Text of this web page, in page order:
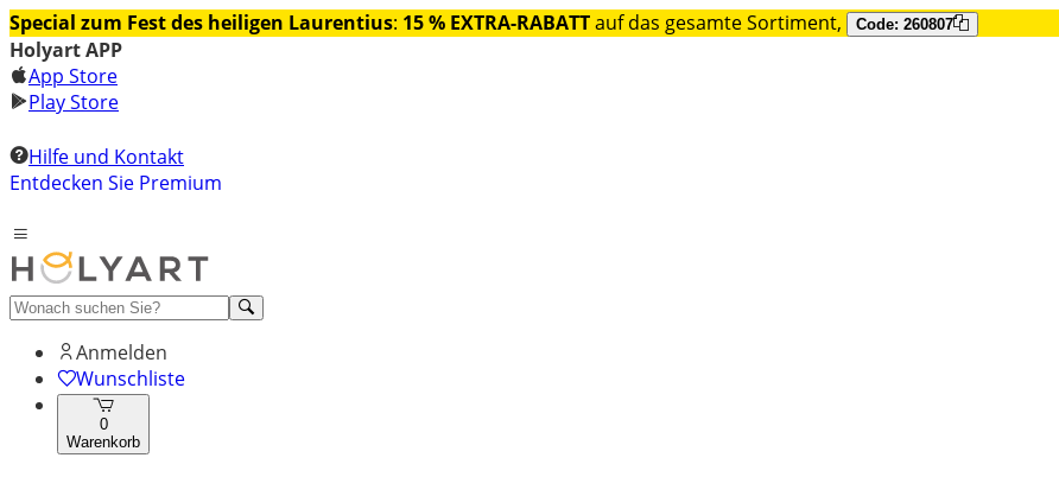
Special zum Fest des heiligen Laurentius: 15 % EXTRA-RABATTauf das gesamte Sortiment, Code: 260807
Holyart APP
App Store
Play Store
Hilfe und Kontakt
Entdecken Sie Premium
Anmelden
Wunschliste
0
Warenkorb